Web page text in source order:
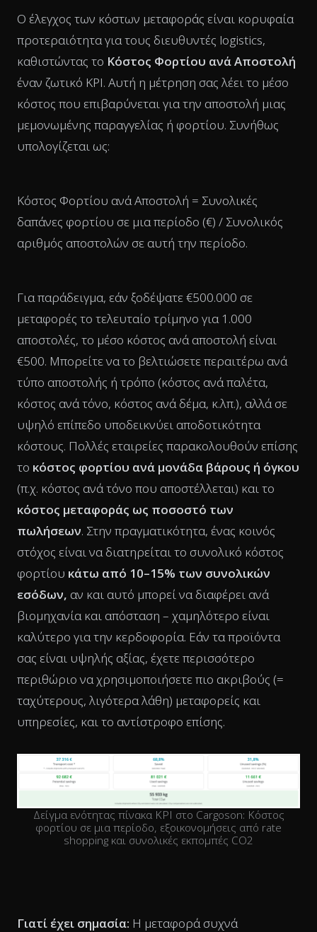
Ο έλεγχος των κόστων μεταφοράς είναι κορυφαία
προτεραιότητα για τους διευθυντές logistics,
καθιστώντας το Κόστος Φορτίου ανά Αποστολή
έναν ζωτικό KPI. Αυτή η μέτρηση σας λέει το μέσο
κόστος που επιβαρύνεται για την αποστολή μιας
μεμονωμένης παραγγελίας ή φορτίου. Συνήθως
υπολογίζεται ως:
Κόστος Φορτίου ανά Αποστολή = Συνολικές
δαπάνες φορτίου σε μια περίοδο (€) / Συνολικός
αριθμός αποστολών σε αυτή την περίοδο.
Για παράδειγμα, εάν ξοδέψατε €500.000 σε
μεταφορές το τελευταίο τρίμηνο για 1.000
αποστολές, το μέσο κόστος ανά αποστολή είναι
€500. Μπορείτε να το βελτιώσετε περαιτέρω ανά
τύπο αποστολής ή τρόπο (κόστος ανά παλέτα,
κόστος ανά τόνο, κόστος ανά δέμα, κ.λπ.), αλλά σε
υψηλό επίπεδο υποδεικνύει αποδοτικότητα
κόστους. Πολλές εταιρείες παρακολουθούν επίσης
το κόστος φορτίου ανά μονάδα βάρους ή όγκου
(π.χ. κόστος ανά τόνο που αποστέλλεται) και το
κόστος μεταφοράς ως ποσοστό των
πωλήσεων. Στην πραγματικότητα, ένας κοινός
στόχος είναι να διατηρείται το συνολικό κόστος
φορτίου κάτω από 10–15% των συνολικών
εσόδων, αν και αυτό μπορεί να διαφέρει ανά
βιομηχανία και απόσταση – χαμηλότερο είναι
καλύτερο για την κερδοφορία. Εάν τα προϊόντα
σας είναι υψηλής αξίας, έχετε περισσότερο
περιθώριο να χρησιμοποιήσετε πιο ακριβούς (=
ταχύτερους, λιγότερα λάθη) μεταφορείς και
υπηρεσίες, και το αντίστροφο επίσης.
Δείγμα ενότητας πίνακα KPI στο Cargoson: Κόστος
φορτίου σε μια περίοδο, εξοικονομήσεις από rate
shopping και συνολικές εκπομπές CO2
Γιατί έχει σημασία: Η μεταφορά συχνά